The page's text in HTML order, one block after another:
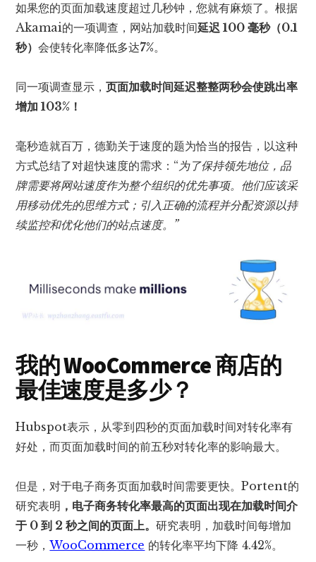
如果您的页面加载速度超过几秒钟，您就有麻烦了。根据
Akamai的一项调查，网站加载时间延迟 100 毫秒（0.1
秒）会使转化率降低多达7%。
同一项调查显示，页面加载时间延迟整整两秒会使跳出率
增加 103%！
毫秒造就百万，德勤关于速度的题为恰当的报告，以这种
方式总结了对超快速度的需求：“ 为了保持领先地位，品
牌需要将网站速度作为整个组织的优先事项。他们应该采
用移动优先的思维方式；引入正确的流程并分配资源以持
续监控和优化他们的站点速度。”
我的 WooCommerce 商店的
最佳速度是多少？
Hubspot表示，从零到四秒的页面加载时间对转化率有
好处，而页面加载时间的前五秒对转化率的影响最大。
但是，对于电子商务页面加载时间需要更快。Portent的
研究表明 ，电子商务转化率最高的页面出现在加载时间介
于 0 到 2 秒之间的页面上。研究表明，加载时间每增加
一秒，WooCommerce 的转化率平均下降 4.42%。